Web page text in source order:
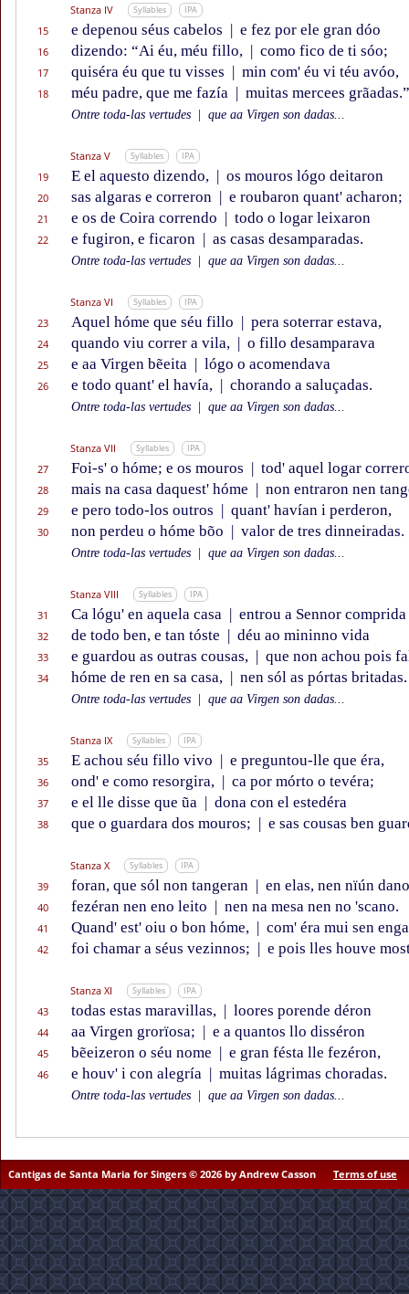
Stanza IV Syllables IPA
15 e depenou séus cabelos | e fez por ele gran dóo
16 dizendo: “Ai éu, méu fillo, | como fico de ti sóo;
17 quiséra éu que tu visses | min com' éu vi téu avóo,
18 méu padre, que me fazía | muitas mercees grãadas.”
Ontre toda-las vertudes que aa Virgen son dadas...
Stanza V Syllables IPA
19 E el aquesto dizendo, | os mouros lógo deitaron
20 sas algaras e correron | e roubaron quant' acharon;
21 e os de Coira correndo | todo o logar leixaron
22 e fugiron, e ficaron | as casas desamparadas.
Ontre toda-las vertudes que aa Virgen son dadas...
Stanza VI Syllables IPA
23 Aquel hóme que séu fillo | pera soterrar estava,
24 quando viu correr a vila, | o fillo desamparava
25 e aa Virgen bẽeita | lógo o acomendava
26 e todo quant' el havía, | chorando a saluçadas.
Ontre toda-las vertudes que aa Virgen son dadas...
Stanza VII Syllables IPA
27 Foi-s' o hóme; e os mouros | tod' aquel logar
28 mais na casa daquest' hóme | non entraron nen
29 e pero todo-los outros | quant' havían i perderon,
30 non perdeu o hóme bõo | valor de tres dinneiradas.
Ontre toda-las vertudes que aa Virgen son dadas...
Stanza VIII Syllables IPA
31 Ca lógu' en aquela casa | entrou a Sennor comprida
32 de todo ben, e tan tóste | déu ao mininno vida
33 e guardou as outras cousas, | que non achou pois
34 hóme de ren en sa casa, | nen sól as pórtas britadas.
Ontre toda-las vertudes que aa Virgen son dadas...
Stanza IX Syllables IPA
35 E achou séu fillo vivo | e preguntou-lle que éra,
36 ond' e como resorgira, | ca por mórto o tevéra;
37 e el lle disse que ũa | dona con el estedéra
38 que o guardara dos mouros; | e sas cousas ben
Stanza X Syllables IPA
39 foran, que sól non tangeran | en elas, nen nïún dano
40 fezéran nen eno leito | nen na mesa nen no 'scano.
41 Quand' est' oiu o bon hóme, | com' éra mui sen
42 foi chamar a séus vezinnos; | e pois lles houve
Stanza XI Syllables IPA
43 todas estas maravillas, | loores porende déron
44 aa Virgen grorïosa; | e a quantos llo disséron
45 bẽeizeron o séu nome | e gran fésta lle fezéron,
46 e houv' i con alegría | muitas lágrimas choradas.
Ontre toda-las vertudes que aa Virgen son dadas...
Cantigas de Santa Maria for Singers © 2026 by Andrew Casson Terms of use